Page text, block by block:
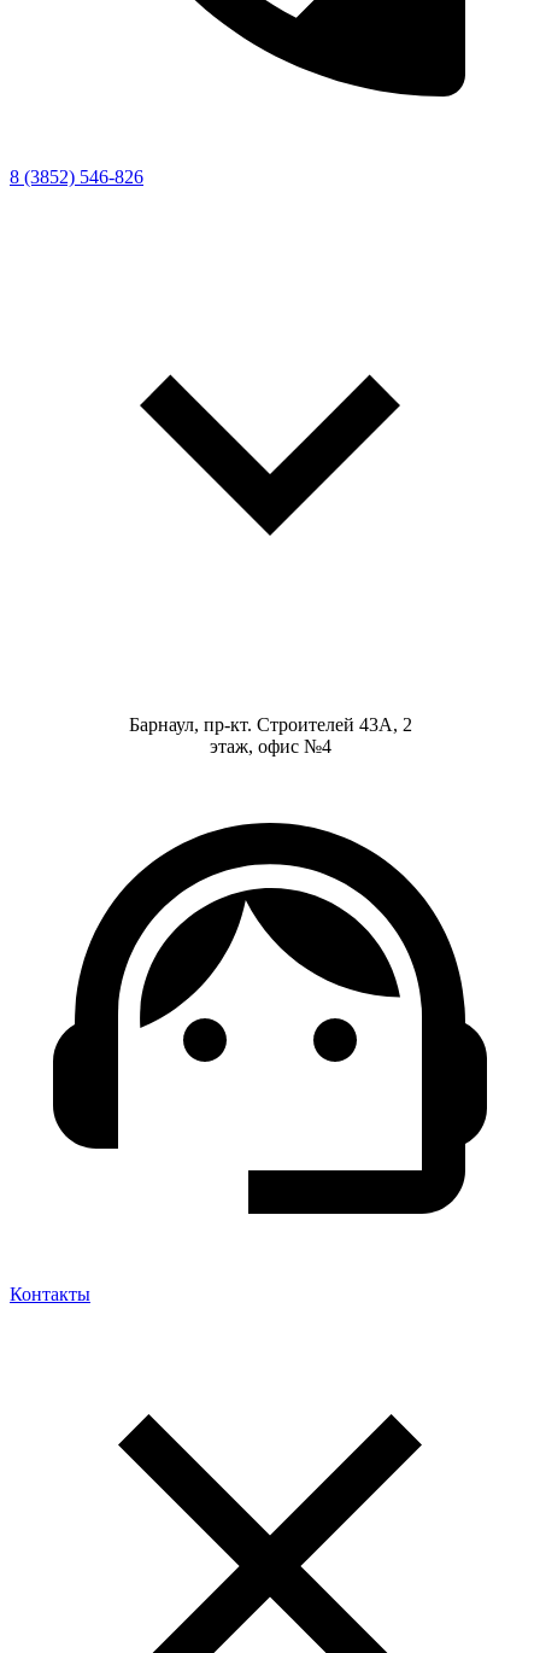
8 (3852) 546-826
Барнаул, пр-кт. Строителей 43А, 2
этаж, офис №4
Контакты